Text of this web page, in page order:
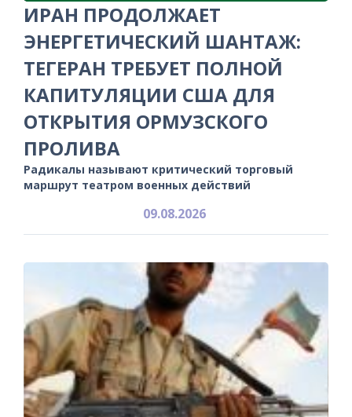
ИРАН ПРОДОЛЖАЕТ
ЭНЕРГЕТИЧЕСКИЙ ШАНТАЖ:
ТЕГЕРАН ТРЕБУЕТ ПОЛНОЙ
КАПИТУЛЯЦИИ США ДЛЯ
ОТКРЫТИЯ ОРМУЗСКОГО
ПРОЛИВА
Радикалы называют критический торговый
маршрут театром военных действий
09.08.2026